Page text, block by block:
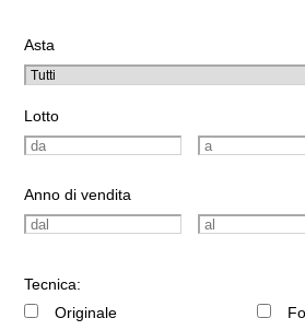
Asta
Lotto
Anno di vendita
Tecnica:
Originale